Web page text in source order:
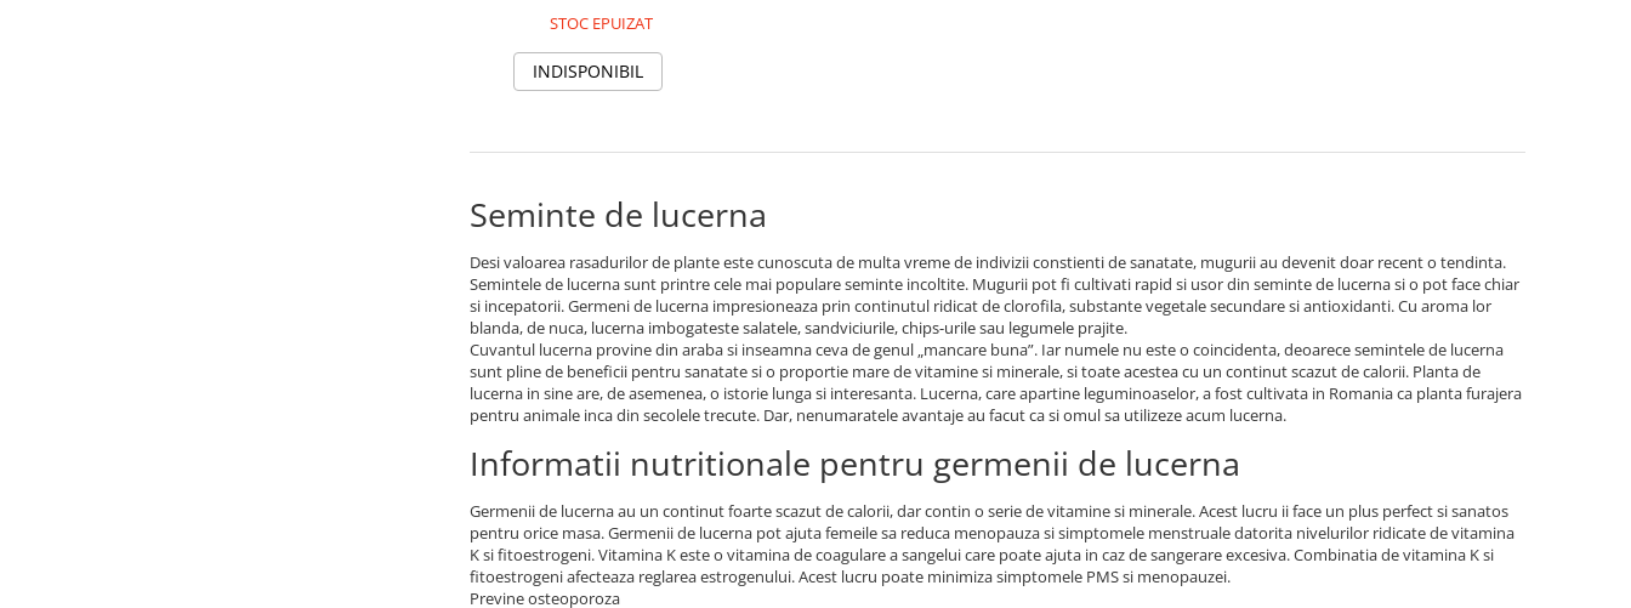
STOC EPUIZAT
INDISPONIBIL
Seminte de lucerna
Desi valoarea rasadurilor de plante este cunoscuta de multa vreme de indivizii constienti de sanatate, mugurii au devenit doar recent o tendinta.
Semintele de lucerna sunt printre cele mai populare seminte incoltite. Mugurii pot fi cultivati rapid si usor din seminte de lucerna si o pot face chiar
si incepatorii. Germeni de lucerna impresioneaza prin continutul ridicat de clorofila, substante vegetale secundare si antioxidanti. Cu aroma lor
blanda, de nuca, lucerna imbogateste salatele, sandviciurile, chips-urile sau legumele prajite.
Cuvantul lucerna provine din araba si inseamna ceva de genul „mancare buna”. Iar numele nu este o coincidenta, deoarece semintele de lucerna
sunt pline de beneficii pentru sanatate si o proportie mare de vitamine si minerale, si toate acestea cu un continut scazut de calorii. Planta de
lucerna in sine are, de asemenea, o istorie lunga si interesanta. Lucerna, care apartine leguminoaselor, a fost cultivata in Romania ca planta furajera
pentru animale inca din secolele trecute. Dar, nenumaratele avantaje au facut ca si omul sa utilizeze acum lucerna.
Informatii nutritionale pentru germenii de lucerna
Germenii de lucerna au un continut foarte scazut de calorii, dar contin o serie de vitamine si minerale. Acest lucru ii face un plus perfect si sanatos
pentru orice masa. Germenii de lucerna pot ajuta femeile sa reduca menopauza si simptomele menstruale datorita nivelurilor ridicate de vitamina
K si fitoestrogeni. Vitamina K este o vitamina de coagulare a sangelui care poate ajuta in caz de sangerare excesiva. Combinatia de vitamina K si
fitoestrogeni afecteaza reglarea estrogenului. Acest lucru poate minimiza simptomele PMS si menopauzei.
Previne osteoporoza